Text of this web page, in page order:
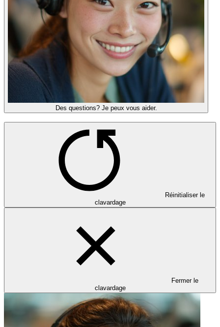
Des questions? Je peux vous aider.
Réinitialiser le
clavardage
Fermer le
clavardage